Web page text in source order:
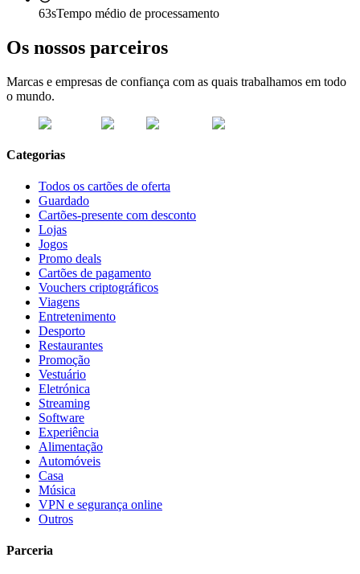
63sTempo médio de processamento
Os nossos parceiros
Marcas e empresas de confiança com as quais trabalhamos em todo
o mundo.
Categorias
Todos os cartões de oferta
Guardado
Cartões-presente com desconto
Lojas
Jogos
Promo deals
Cartões de pagamento
Vouchers criptográficos
Viagens
Entretenimento
Desporto
Restaurantes
Promoção
Vestuário
Eletrónica
Streaming
Software
Experiência
Alimentação
Automóveis
Casa
Música
VPN e segurança online
Outros
Parceria